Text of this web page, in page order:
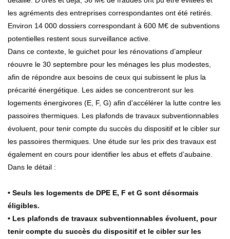
les agréments des entreprises correspondantes ont été retirés.
Environ 14 000 dossiers correspondant à 600 M€ de subventions
potentielles restent sous surveillance active.
Dans ce contexte, le guichet pour les rénovations d’ampleur
réouvre le 30 septembre pour les ménages les plus modestes,
afin de répondre aux besoins de ceux qui subissent le plus la
précarité énergétique. Les aides se concentreront sur les
logements énergivores (E, F, G) afin d’accélérer la lutte contre les
passoires thermiques. Les plafonds de travaux subventionnables
évoluent, pour tenir compte du succès du dispositif et le cibler sur
les passoires thermiques. Une étude sur les prix des travaux est
également en cours pour identifier les abus et effets d’aubaine.
Dans le détail :
• Seuls les logements de DPE E, F et G sont désormais
éligibles.
• Les plafonds de travaux subventionnables évoluent, pour
tenir compte du succès du dispositif et le cibler sur les